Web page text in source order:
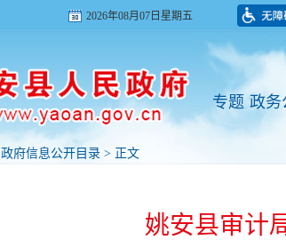
2026年08月07日星期五
专题 政务
政府信息公开目录 > 正文
姚安县审计